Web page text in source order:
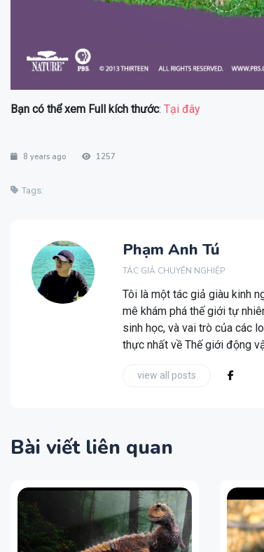
Bạn có thể xem Full kích thước: Tại đây
8 years ago 1257
Tags:
Phạm Anh Tú
TÁC GIẢ CHUYÊN NGHIỆP
Tôi là một tác giả giàu kinh
mê khám phá thế giới tự
sinh học, và vai trò của các
thực nhất về Thế giới động
view all posts
Bài viết liên quan